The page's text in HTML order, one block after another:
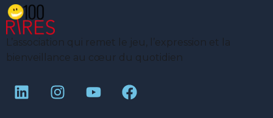
L’association qui remet le jeu, l’expression et la
bienveillance au cœur du quotidien